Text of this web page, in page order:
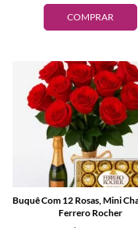
COMPRAR
Buquê Com 12 Rosas, Mini
Ferrero Rocher